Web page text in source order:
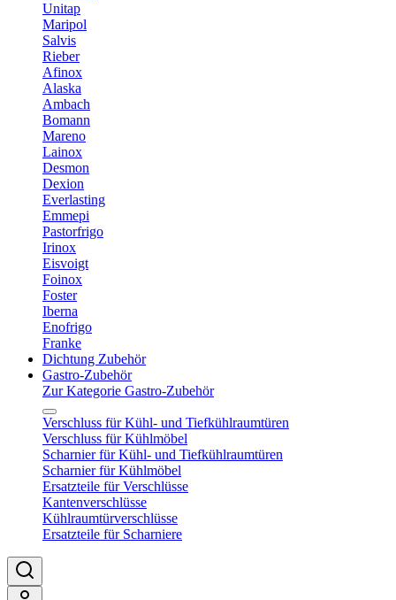
Unitap
Maripol
Salvis
Rieber
Afinox
Alaska
Ambach
Bomann
Mareno
Lainox
Desmon
Dexion
Everlasting
Emmepi
Pastorfrigo
Irinox
Eisvoigt
Foinox
Foster
Iberna
Enofrigo
Franke
Dichtung Zubehör
Gastro-Zubehör
Zur Kategorie Gastro-Zubehör
Verschluss für Kühl- und Tiefkühlraumtüren
Verschluss für Kühlmöbel
Scharnier für Kühl- und Tiefkühlraumtüren
Scharnier für Kühlmöbel
Ersatzteile für Verschlüsse
Kantenverschlüsse
Kühlraumtürverschlüsse
Ersatzteile für Scharniere